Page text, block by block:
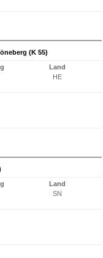
(K 55)
Land
HE
Land
SN